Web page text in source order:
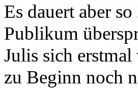
Es dauert aber
Publikum
Julis sich
zu Beginn noch